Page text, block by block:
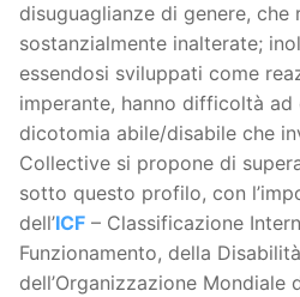
disuguaglianze di genere, che
sostanzialmente inalterate;
essendosi sviluppati come
imperante, hanno difficoltà ad
dicotomia abile/disabile che
Collective si propone di
sotto questo profilo, con
dell’ICF – Classificazione
Funzionamento, della
dell’Organizzazione Mondiale